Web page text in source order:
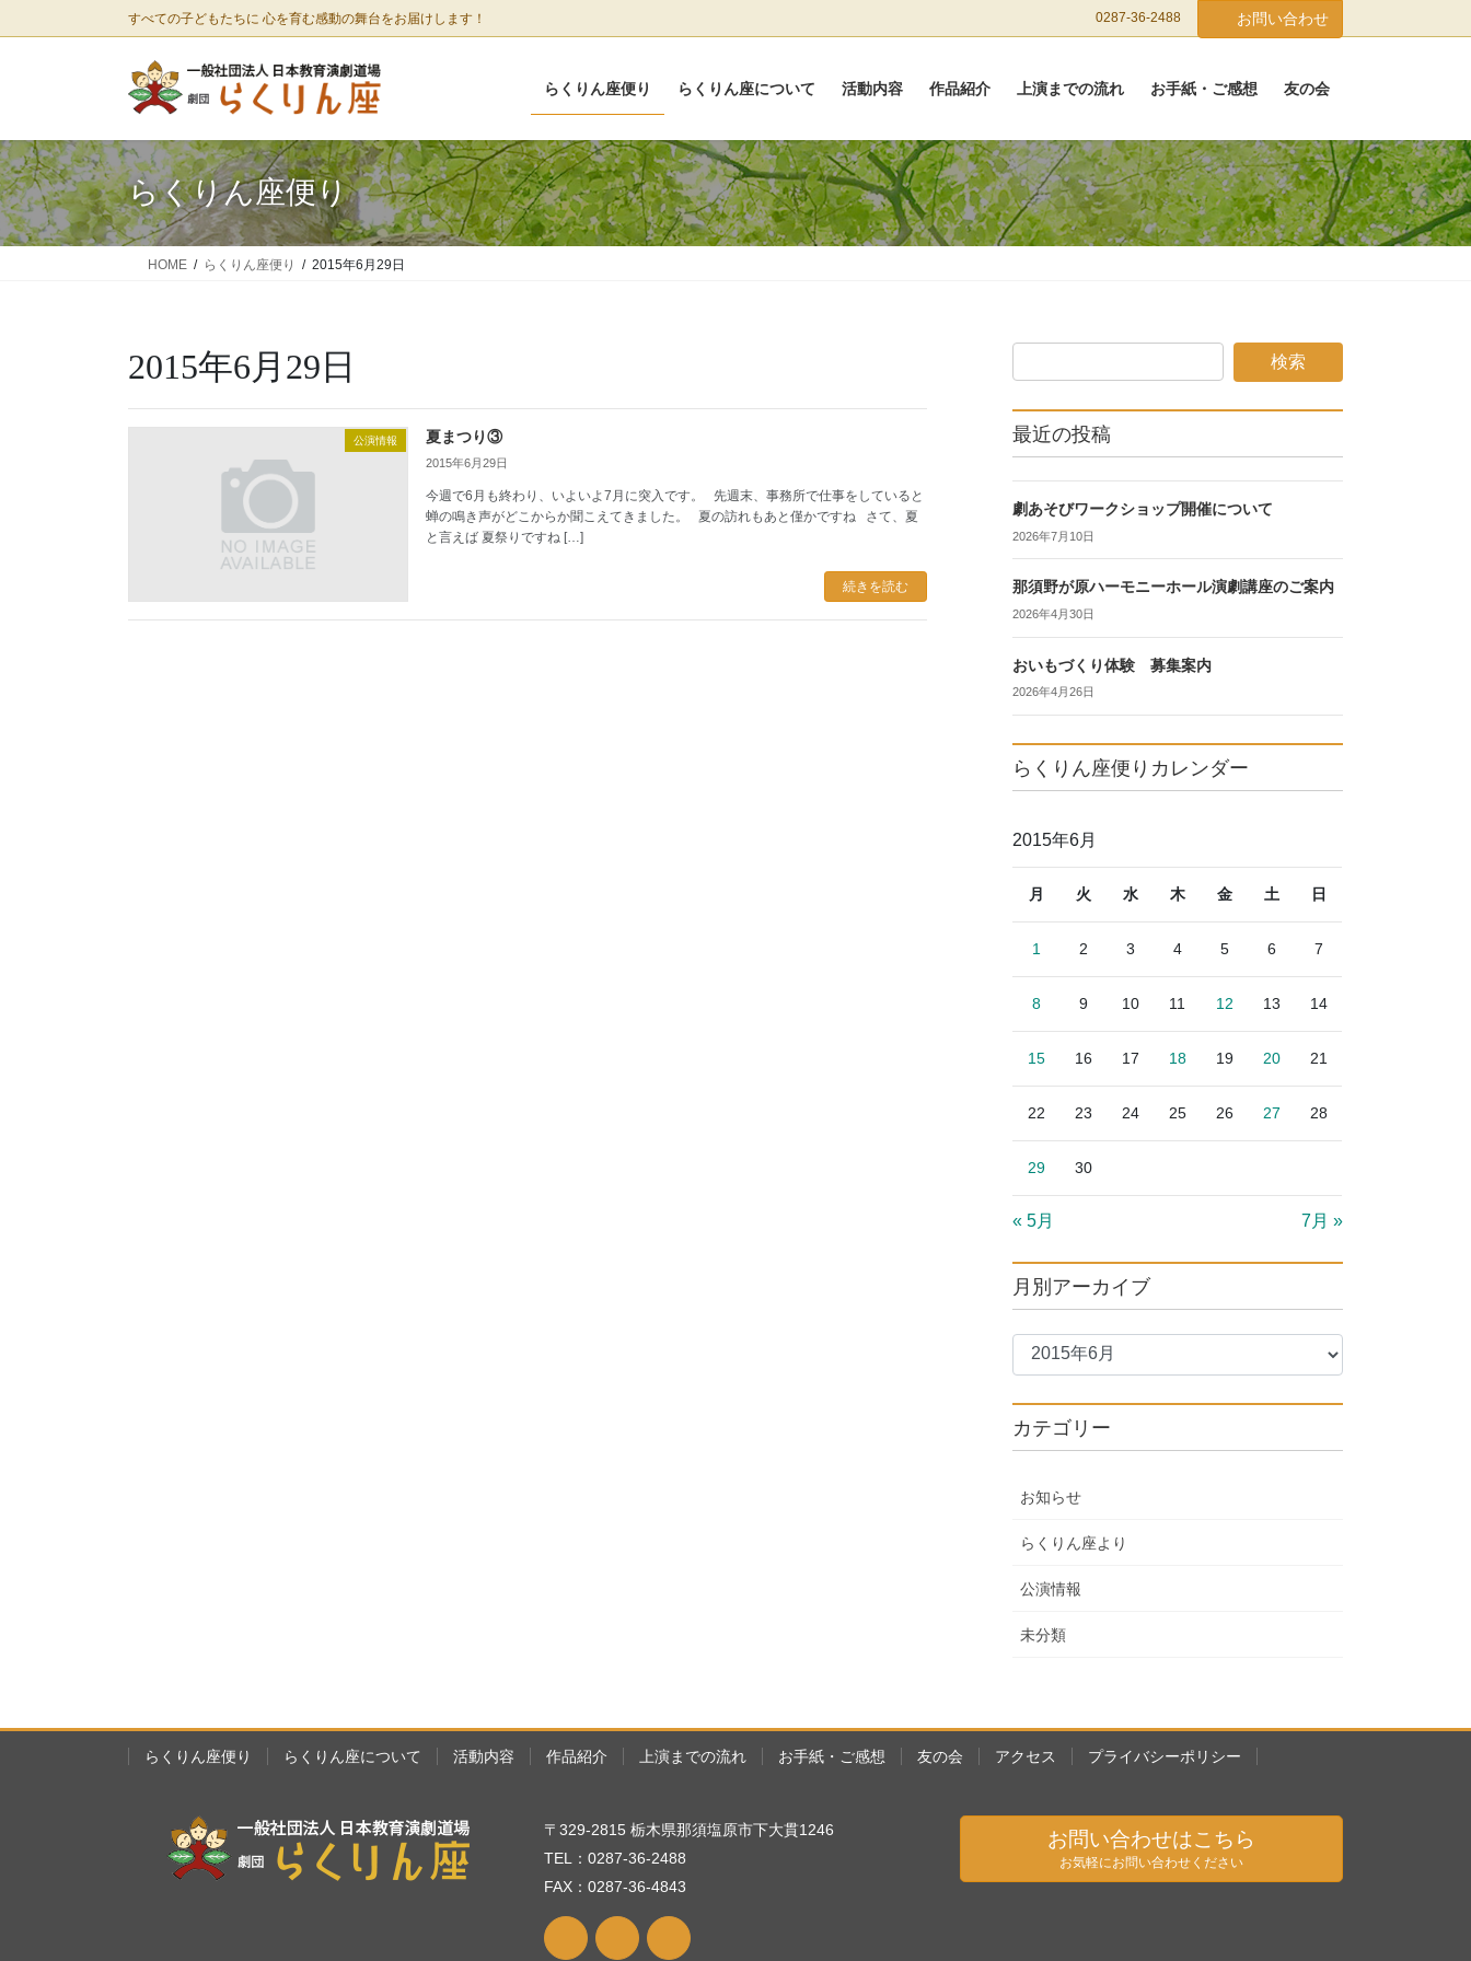
ン
に
移
動
ビ
ョ
ン
に
移
動
すべての子どもたちに 心を育む感動の舞台をお届けします！ 0287-36-2488 お問い合わせ
らくりん座便り らくりん座について 活動内容 作品紹介 上演までの流れ お手紙・ご感想 友の会
らくりん座便り
HOME らくりん座便り 2015年6月29日
2015年6月29日
公演情報 夏まつり③
2015年6月29日
今週で6月も終わり、いよいよ7月に突入です。 先週末、事務所で仕事をしていると
蝉の鳴き声がどこからか聞こえてきました。 夏の訪れもあと僅かですね さて、夏
と言えば 夏祭りですね […]
続きを読む
最近の投稿
劇あそびワークショップ開催について
2026年7月10日
那須野が原ハーモニーホール演劇講座のご案内
2026年4月30日
おいもづくり体験 募集案内
2026年4月26日
らくりん座便りカレンダー
2015年6月
月 火 水 木 金 土 日
1 2 3 4 5 6 7
8 9 10 11 12 13 14
15 16 17 18 19 20 21
22 23 24 25 26 27 28
29 30
« 5月 7月 »
月別アーカイブ
カテゴリー
お知らせ
らくりん座より
公演情報
未分類
らくりん座便り らくりん座について 活動内容 作品紹介 上演までの流れ お手紙・ご感想 友の会 アクセス プライバシーポリシー
〒329-2815 栃木県那須塩原市下大貫1246
TEL：0287-36-2488
FAX：0287-36-4843
お問い合わせはこちら
お気軽にお問い合わせください